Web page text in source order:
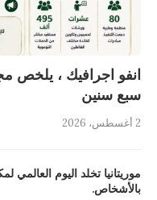
انفو اجرافيك ، يلخص
سبع سنين
2 أغسطس، 2026
موريتانيا تخلد اليوم العالمي
بالأشخاص.